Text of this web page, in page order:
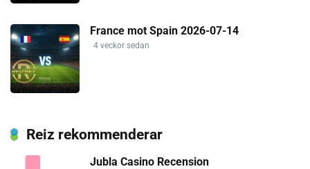
France mot Spain 2026-07-14
4 veckor sedan
Reiz rekommenderar
Jubla Casino Recension